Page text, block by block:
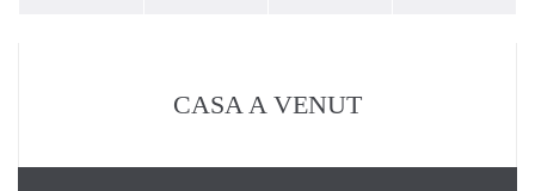
CASA A VENUT